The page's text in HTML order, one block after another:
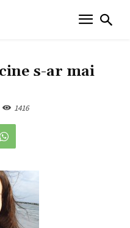
s-ar mai
1416